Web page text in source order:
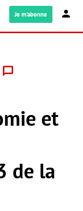
Je m'abonne
et
de la